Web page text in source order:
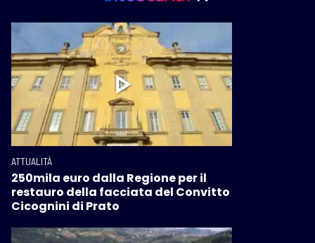
ATTUALITÀ
250mila euro dalla Regione per il
restauro della facciata del Convitto
Cicognini di Prato